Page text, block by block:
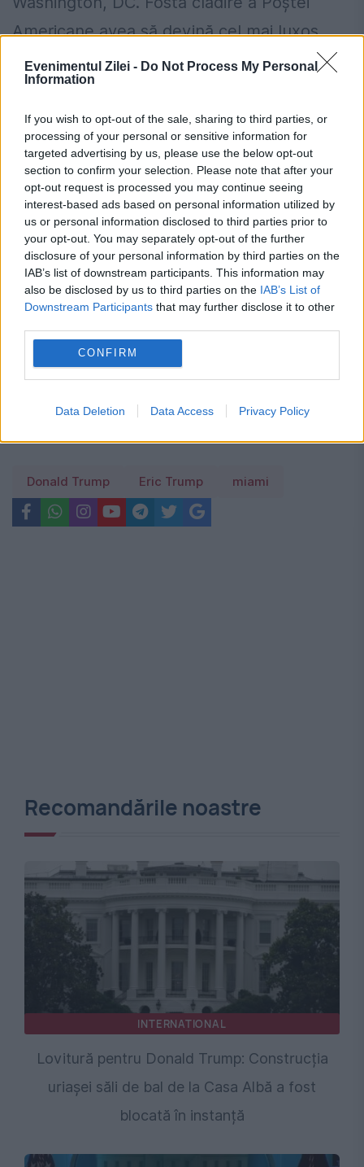
Evenimentul Zilei - Do Not Process My Personal
Information
If you wish to opt-out of the sale, sharing to third parties, or
processing of your personal or sensitive information for
targeted advertising by us, please use the below opt-out
section to confirm your selection. Please note that after your
opt-out request is processed you may continue seeing
interest-based ads based on personal information utilized by
us or personal information disclosed to third parties prior to
your opt-out. You may separately opt-out of the further
disclosure of your personal information by third parties on the
IAB’s list of downstream participants. This information may
also be disclosed by us to third parties on the IAB’s List of
Downstream Participants that may further disclose it to other
CONFIRM
Data Deletion Data Access Privacy Policy
Americane avea să devină cel mai luxos
hotel din zonă, iar Gabriel Constantin a fost
responsabil pentru revitalizarea unei clădiri
abandonate, a povestit el pentru
antena3.ro.
Guvernul a adoptat noi măsuri de
siguranță pentru piața de energie
electrică. Transelectrica poate limita
consumul între orele 19:00 și 23:00 dacă
apar deficite în sistem
Waze ar putea pierde avertizările
despre radare și filtre de poliție. Statele
Donald Trump Eric Trump miami
Recomandările noastre
INTERNATIONAL
Lovitură pentru Donald Trump: Construcția
uriașei săli de bal de la Casa Albă a fost
blocată în instanță